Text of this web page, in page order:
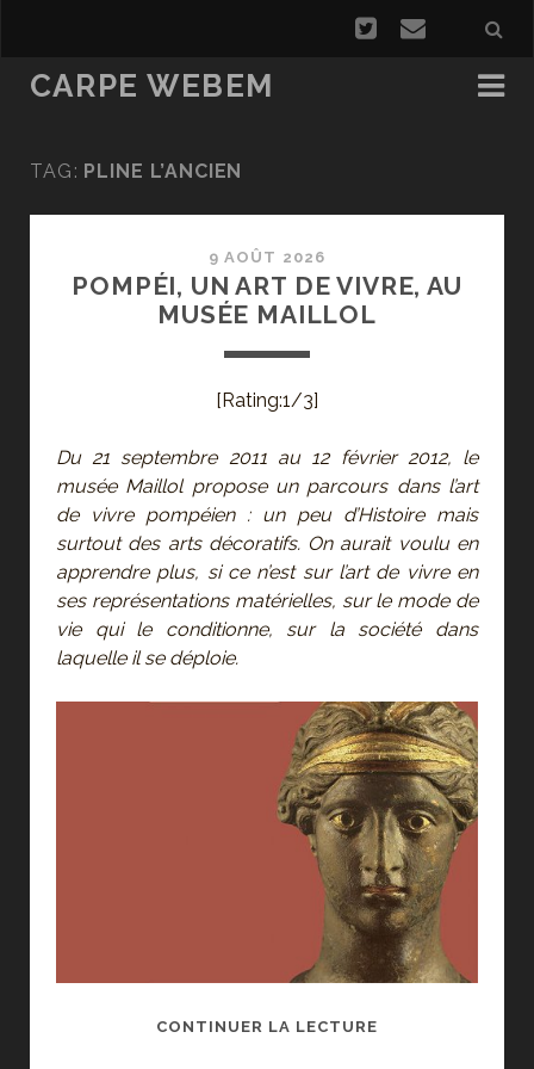
CARPE WEBEM
TAG: PLINE L’ANCIEN
9 AOÛT 2026
POMPÉI, UN ART DE VIVRE, AU
MUSÉE MAILLOL
[Rating:1/3]
Du 21 septembre 2011 au 12 février 2012, le
musée Maillol propose un parcours dans l’art
de vivre pompéien : un peu d’Histoire mais
surtout des arts décoratifs. On aurait voulu en
apprendre plus, si ce n’est sur l’art de vivre en
ses représentations matérielles, sur le mode de
vie qui le conditionne, sur la société dans
laquelle il se déploie.
CONTINUER LA LECTURE